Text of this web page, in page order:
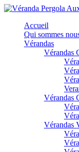
Accueil
Qui sommes
Vérandas
Vérandas
Vérandas
Vérandas